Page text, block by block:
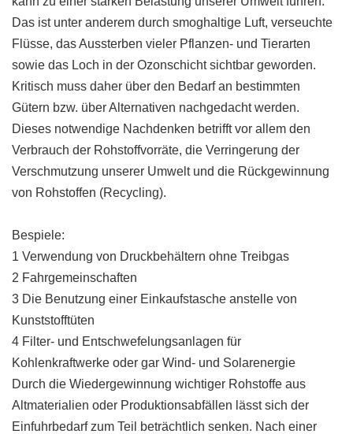
Das ist unter anderem durch smoghaltige Luft, verseuchte
Flüsse, das Aussterben vieler Pflanzen- und Tierarten
sowie das Loch in der Ozonschicht sichtbar geworden.
Kritisch muss daher über den Bedarf an bestimmten
Gütern bzw. über Alternativen nachgedacht werden.
Dieses notwendige Nachdenken betrifft vor allem den
Verbrauch der Rohstoffvorräte, die Verringerung der
Verschmutzung unserer Umwelt und die Rückgewinnung
von Rohstoffen (Recycling).
Bespiele:
1 Verwendung von Druckbehältern ohne Treibgas
2 Fahrgemeinschaften
3 Die Benutzung einer Einkaufstasche anstelle von
Kunststofftüten
4 Filter- und Entschwefelungsanlagen für
Kohlenkraftwerke oder gar Wind- und Solarenergie
Durch die Wiedergewinnung wichtiger Rohstoffe aus
Altmaterialien oder Produktionsabfällen lässt sich der
Einfuhrbedarf zum Teil beträchtlich senken. Nach einer